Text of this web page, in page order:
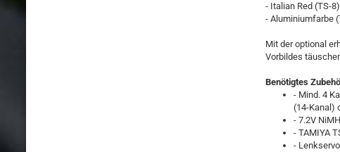
- Italian Red (TS-
- Aluminiumfarbe
Mit der optional
Vorbildes
Benötigtes
- Mind. 4
(14-Kanal)
- 7.2V
- TAMIYA
-